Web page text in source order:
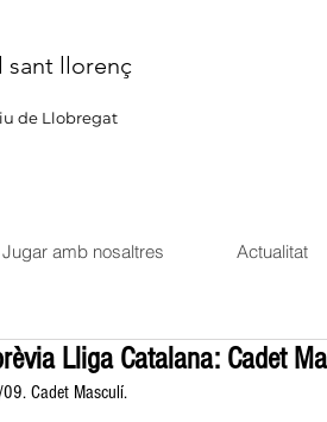
sant llorenç
de Llobregat
Jugar amb nosaltres Actualitat
Lliga Catalana: Cadet
Cadet Masculí.